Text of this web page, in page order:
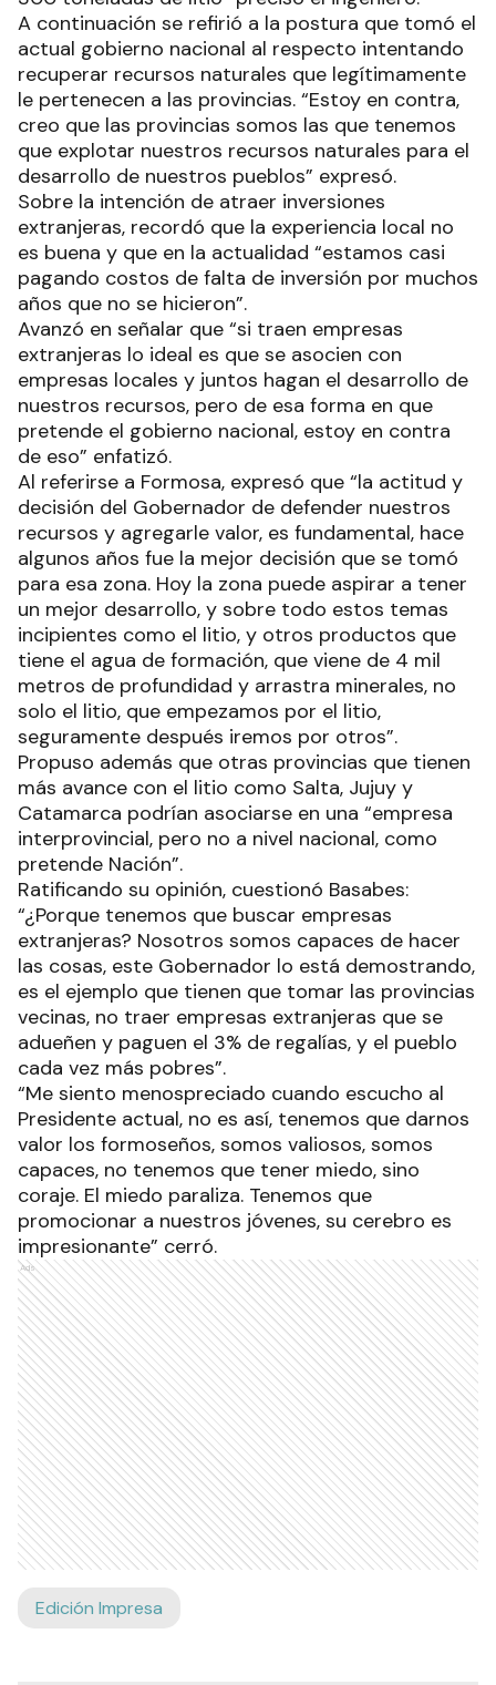
A continuación se refirió a la postura que tomó el
actual gobierno nacional al respecto intentando
recuperar recursos naturales que legítimamente
le pertenecen a las provincias. “Estoy en contra,
creo que las provincias somos las que tenemos
que explotar nuestros recursos naturales para el
desarrollo de nuestros pueblos” expresó.
Sobre la intención de atraer inversiones
extranjeras, recordó que la experiencia local no
es buena y que en la actualidad “estamos casi
pagando costos de falta de inversión por muchos
años que no se hicieron”.
Avanzó en señalar que “si traen empresas
extranjeras lo ideal es que se asocien con
empresas locales y juntos hagan el desarrollo de
nuestros recursos, pero de esa forma en que
pretende el gobierno nacional, estoy en contra
de eso” enfatizó.
Al referirse a Formosa, expresó que “la actitud y
decisión del Gobernador de defender nuestros
recursos y agregarle valor, es fundamental, hace
algunos años fue la mejor decisión que se tomó
para esa zona. Hoy la zona puede aspirar a tener
un mejor desarrollo, y sobre todo estos temas
incipientes como el litio, y otros productos que
tiene el agua de formación, que viene de 4 mil
metros de profundidad y arrastra minerales, no
solo el litio, que empezamos por el litio,
seguramente después iremos por otros”.
Propuso además que otras provincias que tienen
más avance con el litio como Salta, Jujuy y
Catamarca podrían asociarse en una “empresa
interprovincial, pero no a nivel nacional, como
pretende Nación”.
Ratificando su opinión, cuestionó Basabes:
“¿Porque tenemos que buscar empresas
extranjeras? Nosotros somos capaces de hacer
las cosas, este Gobernador lo está demostrando,
es el ejemplo que tienen que tomar las provincias
vecinas, no traer empresas extranjeras que se
adueñen y paguen el 3% de regalías, y el pueblo
cada vez más pobres”.
“Me siento menospreciado cuando escucho al
Presidente actual, no es así, tenemos que darnos
valor los formoseños, somos valiosos, somos
capaces, no tenemos que tener miedo, sino
coraje. El miedo paraliza. Tenemos que
promocionar a nuestros jóvenes, su cerebro es
impresionante” cerró.
Ads
Edición Impresa